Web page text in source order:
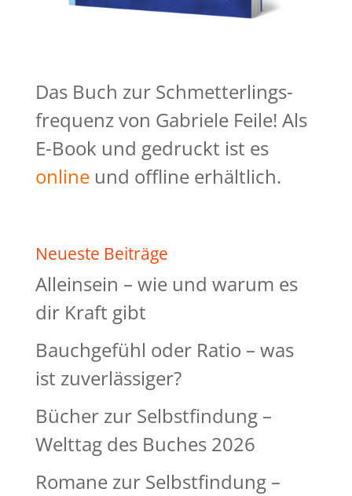
Das Buch zur Schmetterlings-
frequenz von Gabriele Feile! Als
E-Book und gedruckt ist es
onlineund offline erhältlich.
Neueste Beiträge
Alleinsein – wie und warum es
dir Kraft gibt
Bauchgefühl oder Ratio – was
ist zuverlässiger?
Bücher zur Selbstfindung –
Welttag des Buches 2026
Romane zur Selbstfindung –